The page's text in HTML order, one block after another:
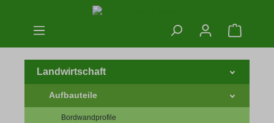
Zum Hauptinhalt springen
Landwirtschaft
Aufbauteile
Bordwandprofile